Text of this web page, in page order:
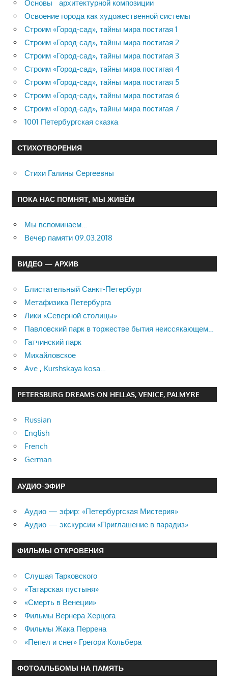
Основы архитектурной композиции
Освоение города как художественной системы
Строим «Город-сад», тайны мира постигая 1
Строим «Город-сад», тайны мира постигая 2
Строим «Город-сад», тайны мира постигая 3
Строим «Город-сад», тайны мира постигая 4
Строим «Город-сад», тайны мира постигая 5
Строим «Город-сад», тайны мира постигая 6
Строим «Город-сад», тайны мира постигая 7
1001 Петербургская сказка
СТИХОТВОРЕНИЯ
Стихи Галины Сергеевны
ПОКА НАС ПОМНЯТ, МЫ ЖИВЁМ
Мы вспоминаем…
Вечер памяти 09.03.2018
ВИДЕО — АРХИВ
Блистательный Санкт-Петербург
Метафизика Петербурга
Лики «Северной столицы»
Павловский парк в торжестве бытия неиссякающем…
Гатчинский парк
Михайловское
Ave , Kurshskaya kosa…
PETERSBURG DREAMS ON HELLAS, VENICE, PALMYRE
Russian
English
French
German
АУДИО-ЭФИР
Аудио — эфир: «Петербургская Мистерия»
Аудио — экскурсии «Приглашение в парадиз»
ФИЛЬМЫ ОТКРОВЕНИЯ
Слушая Тарковского
«Татарская пустыня»
«Смерть в Венеции»
Фильмы Вернера Херцога
Фильмы Жака Перрена
«Пепел и снег» Грегори Кольбера
ФОТОАЛЬБОМЫ НА ПАМЯТЬ